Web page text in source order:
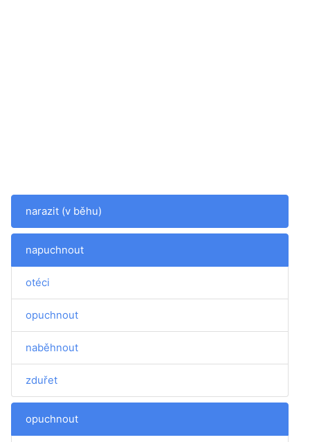
narazit (v běhu)
napuchnout
otéci
opuchnout
naběhnout
zduřet
opuchnout